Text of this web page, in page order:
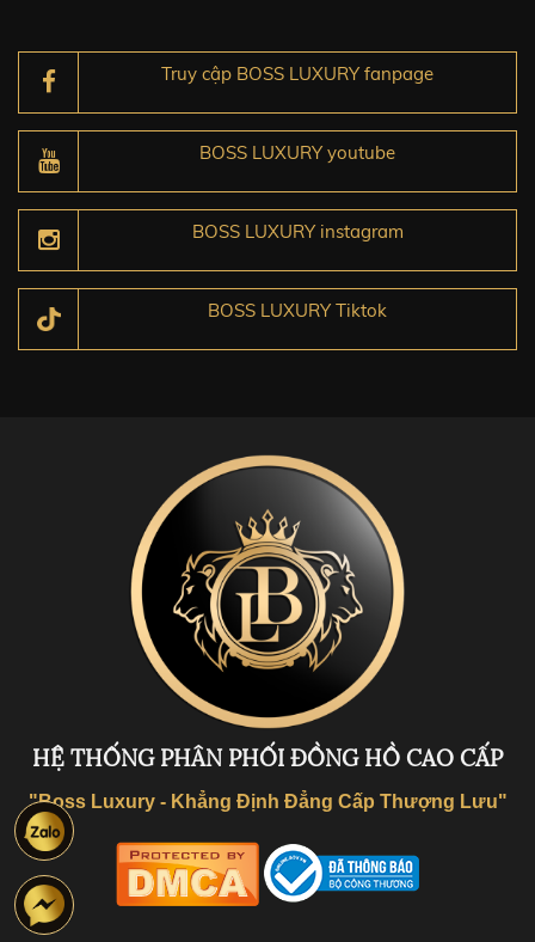
Truy cập BOSS LUXURY fanpage
BOSS LUXURY youtube
BOSS LUXURY instagram
BOSS LUXURY Tiktok
HỆ THỐNG PHÂN PHỐI ĐỒNG HỒ CAO CẤP
"Boss Luxury - Khẳng Định Đẳng Cấp Thượng Lưu"